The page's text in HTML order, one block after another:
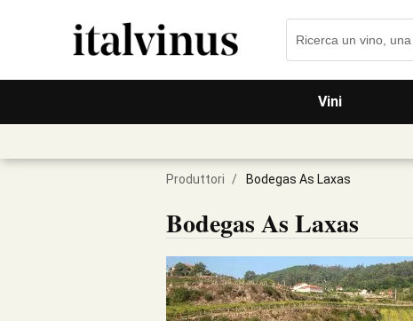
Vini
Produttori / Bodegas As Laxas
Bodegas As Laxas